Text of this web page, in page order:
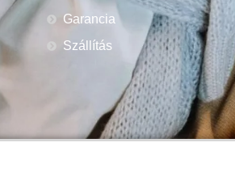
Garancia
Szállítás